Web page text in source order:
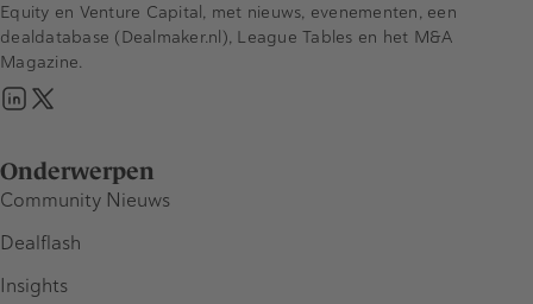
Onderwerpen
Community Nieuws
Dealflash
Insights
Equity en Venture Capital, met nieuws, evenementen, een
dealdatabase (Dealmaker.nl), League Tables en het M&A
Magazine.